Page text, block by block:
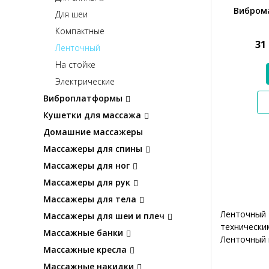
Для шеи
Компактные
Ленточный
На стойке
Электрические
Виброплатформы
Кушетки для массажа
Домашние массажеры
Массажеры для спины
Массажеры для ног
Массажеры для рук
Массажеры для тела
Массажеры для шеи и плеч
Массажные банки
Массажные кресла
Массажные накидки
31
Ленточный
Ленточный